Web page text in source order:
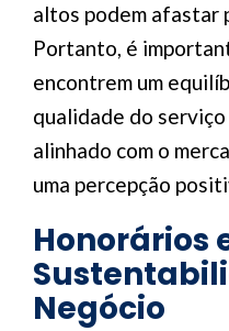
altos podem afastar
Portanto, é
encontrem um
qualidade do
alinhado com o
uma percepção
Honorários
Negócio